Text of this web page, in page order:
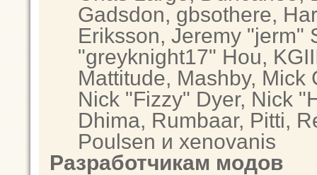
Gadsdon, gbsothere,
Eriksson, Jeremy "jerm"
"greyknight17" Hou,
Mattitude, Mashby,
Nick "Fizzy" Dyer, Nick
Dhima, Rumbaar, Pitti,
Poulsen и xenovanis
Разработчикам модов